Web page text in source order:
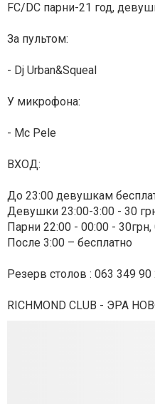
FC/DC парни-21 год,
За пультом:
- Dj Urban&Squeal
У микрофона:
- Mc Pele
ВХОД:
До 23:00 девушкам
Девушки 23:00-3:00 - 30
Парни 22:00 - 00:00 -
После 3:00 – бесплатно
Резерв столов : 063 349 90
RICHMOND CLUB - ЭРА